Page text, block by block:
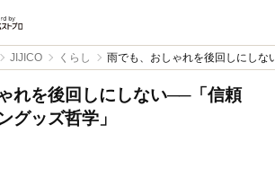
JIJICO くらし 雨でも、おしゃれを後回しにし
れを後回しにしない──「信頼
グッズ哲学」